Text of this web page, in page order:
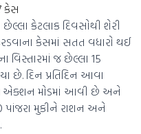
કેસ
કેટલાક દિવસોથી શેરી
કેસમાં સતત વધારો થઈ
વિસ્તારમાં જ છેલ્લા 15
છે. દિન પ્રતિદિન આવા
એક્શન મોડમાં આવી છે અને
પાંજરા મુકીને રાશન અને